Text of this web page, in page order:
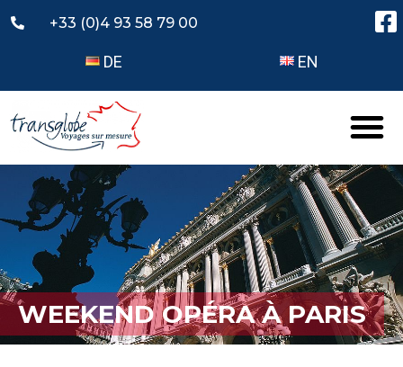
+33 (0)4 93 58 79 00
DE EN
WEEKEND OPÉRA À PARIS